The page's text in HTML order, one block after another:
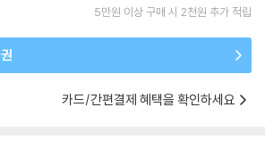
5만원 이상 구매 시 2천원 추가 적립
카드/간편결제 혜택을 확인하세요